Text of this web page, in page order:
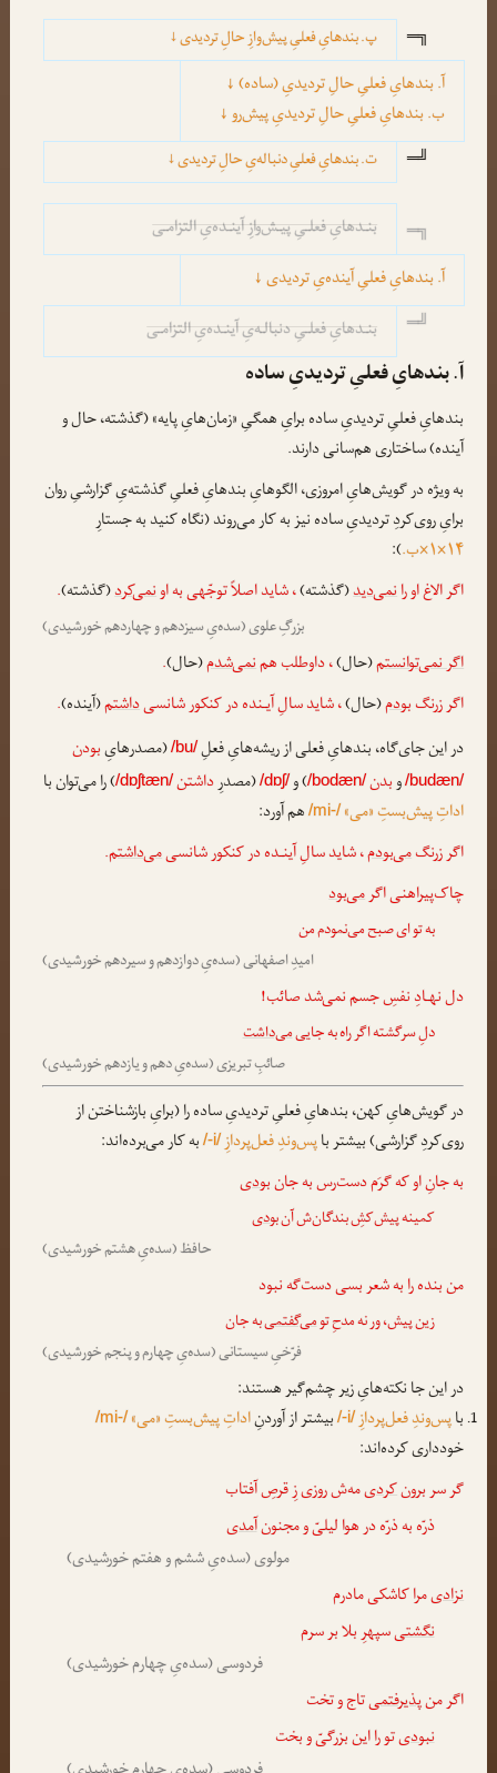
═╗
پ. بندهایِ فعلیِ پیش‌وازِ حالِ تردیدی ↓
آ. بندهایِ فعلیِ حالِ تردیدیِ (ساده) ↓
ب. بندهایِ فعلیِ حالِ تردیدیِ پیش‌رو ↓
═╝ ت. بندهایِ فعلیِ دنباله‌یِ حالِ تردیدی ↓
═╗
بنـدهایِ فعلـیِ پیـش‌وازِ آینـده‌یِ التزامـی
آ. بندهایِ فعلیِ آینده‌یِ تردیدی ↓
═╝ بنـدهایِ فعلـیِ دنبالـه‌یِ آینـده‌یِ التزامـی
آ. بندهایِ فعلیِ تردیدیِ ساده
بندهایِ فعلیِ تردیدیِ ساده برایِ همگیِ «زمان‌هایِ پایه» (گذشته، حال و
آینده) ساختاری هم‌سانی دارند.
به ویژه در گویش‌هایِ امروزی، الگوهایِ بندهایِ فعلیِ گذشته‌یِ گزارشیِ روان
برایِ روی‌کردِ تردیدیِ ساده نیز به کار می‌روند (نگاه کنید به جستارِ
۱۴×۱×ب.
):
اگر الاغ او رانمی‌دید(گذشته)، شاید اصلاً توجّهی به اونمی‌کرد(گذشته).
بزرگِ علوی (سده‌یِ سیزدهم و چهاردهم خورشیدی)
اگر نمی‌توانستم(حال)، داوطلب همنمی‌شدم(حال).
اگر زرنگبودم(حال)، شاید سالِ آیـنده در کنکور شانسیداشتم(آینده).
در این جای‌گاه، بندهایِ فعلی از ریشه‌هایِ فعلِ/bu/(مصدرهایِبودن
/budæn/وبدن/bodæn/) و/dɒʃ/(مصدرِداشتن/dɒʃtæn/) را می‌توان با
اداتِ پیش‌بستِ «می»/mi-/هم آورد:
اگر زرنگمی‌بودم، شاید سالِ آینـده در کنکور شانسیمی‌داشتم.
چاک‌پیراهنی اگرمی‌بود
به تو ای صبح می‌نمودم من
امیدِ اصفهانی (سده‌یِ دوازدهم و سیردهم خورشیدی)
دل نهـادِ نفسِ جسم نمی‌شد صائب!
دلِ سرگشته اگر راه به جاییمی‌داشت
صائبِ تبریزی (سده‌یِ دهم و یازدهم خورشیدی)
در گویش‌هایِ کهن، بندهایِ فعلیِ تردیدیِ ساده را (برایِ بازشناختن از
روی‌کردِ گزارشی) بیشتر باپس‌وندِ فعل‌پردازِ/-i/به کار می‌برده‌اند:
به جانِ او که گرَم دست‌رس به جانبودی
کمینه پیش‌کشِ بندگان‌ش آنبودی
حافظ (سده‌یِ هشتم خورشیدی)
من بنده را به شعر بسی دست‌گه نبود
زین پیش، ور نه مدحِ تو‌می‌گفتمیبه جان
فرّخیِ سیستانی (سده‌یِ چهارم و پنجم خورشیدی)
در این جا نکته‌هایِ زیر چشم‌گیر هستند:
باپس‌وندِ فعل‌پردازِ/-i/بیشتر از آوردنِاداتِ پیش‌بستِ «می»/mi-/
خودداری کرده‌اند:
گر سر برونکردیمه‌ش روزی زِ قرصِ آفتاب
ذرّه به ذرّه در هوا لیلیّ و مجنونآمدی
مولوی (سده‌یِ ششم و هفتم خورشیدی)
نزادیمرا کاشکی مادرم
نگشتیسپهرِ بلا بر سرم
فردوسی (سده‌یِ چهارم خورشیدی)
اگر منپذیرفتمیتاج و تخت
نبودیتو را این بزرگیّ و بخت